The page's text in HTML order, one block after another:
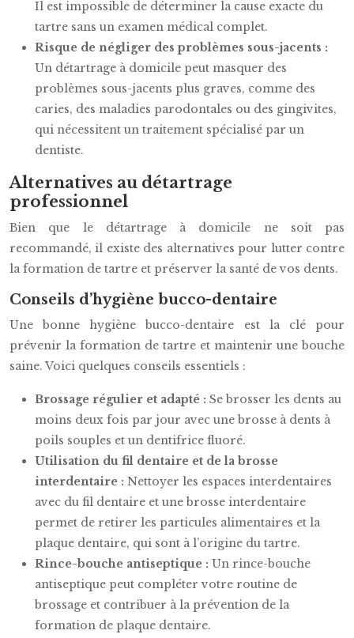
Il est impossible de déterminer la cause exacte du
tartre sans un examen médical complet.
Risque de négliger des problèmes sous-jacents :
Un détartrage à domicile peut masquer des
problèmes sous-jacents plus graves, comme des
caries, des maladies parodontales ou des gingivites,
qui nécessitent un traitement spécialisé par un
dentiste.
Alternatives au détartrage
professionnel
Bien que le détartrage à domicile ne soit pas
recommandé, il existe des alternatives pour lutter contre
la formation de tartre et préserver la santé de vos dents.
Conseils d’hygiène bucco-dentaire
Une bonne hygiène bucco-dentaire est la clé pour
prévenir la formation de tartre et maintenir une bouche
saine. Voici quelques conseils essentiels :
Brossage régulier et adapté : Se brosser les dents au
moins deux fois par jour avec une brosse à dents à
poils souples et un dentifrice fluoré.
Utilisation du fil dentaire et de la brosse
interdentaire : Nettoyer les espaces interdentaires
avec du fil dentaire et une brosse interdentaire
permet de retirer les particules alimentaires et la
plaque dentaire, qui sont à l’origine du tartre.
Rince-bouche antiseptique : Un rince-bouche
antiseptique peut compléter votre routine de
brossage et contribuer à la prévention de la
formation de plaque dentaire.